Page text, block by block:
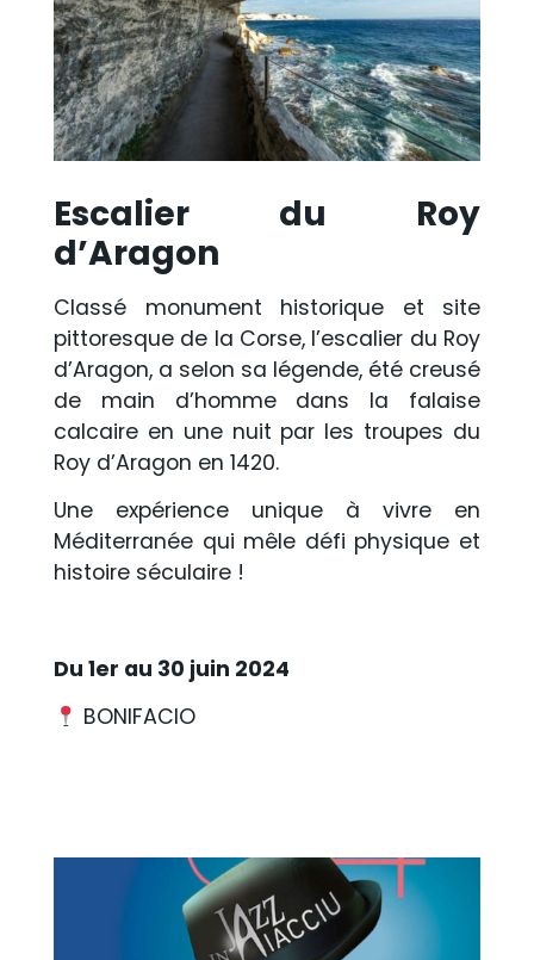
Escalier du Roy
d’Aragon
Classé monument historique et site
pittoresque de la Corse, l’escalier du Roy
d’Aragon, a selon sa légende, été creusé
de main d’homme dans la falaise
calcaire en une nuit par les troupes du
Roy d’Aragon en 1420.
Une expérience unique à vivre en
Méditerranée qui mêle défi physique et
histoire séculaire !
Du 1er au 30 juin 2024
BONIFACIO